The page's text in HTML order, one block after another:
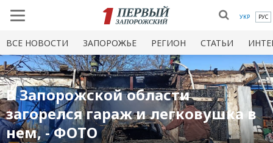
УКР РУС
ВСЕ НОВОСТИ ЗАПОРОЖЬЕ РЕГИОН СТАТЬИ
В Запорожской области
загорелся гараж и легковушка в
нем, - ФОТО